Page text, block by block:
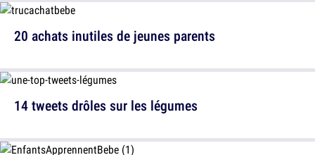
14 tweets drôles sur les légumes
20 achats inutiles de jeunes parents